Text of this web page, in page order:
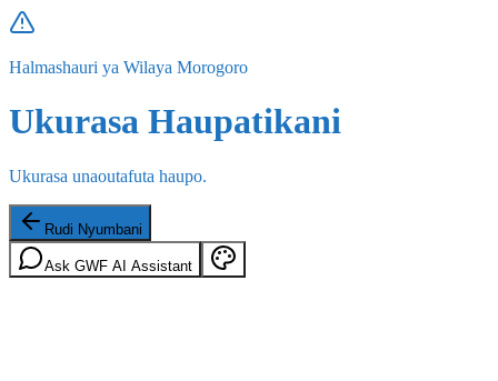
Halmashauri ya Wilaya Morogoro
Ukurasa Haupatikani
Ukurasa unaoutafuta haupo.
Rudi Nyumbani
Ask GWF AI Assistant